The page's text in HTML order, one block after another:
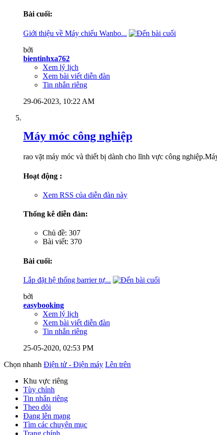
Bài cuối:
Giới thiệu về Máy chiếu Wanbo...
bởi
bientinhxa762
Xem lý lịch
Xem bài viết diễn đàn
Tin nhắn riêng
29-06-2023, 10:22 AM
Máy móc công nghiệp
rao vặt máy móc và thiết bị dành cho lĩnh vực công
Hoạt động :
Xem RSS của diễn đàn này
Thống kê diễn đàn:
Chủ đề: 307
Bài viết: 370
Bài cuối:
Lắp đặt hệ thống barrier tự...
bởi
easybooking
Xem lý lịch
Xem bài viết diễn đàn
Tin nhắn riêng
25-05-2020, 02:53 PM
Chọn nhanh Điện tử - Điện máy Lên trên
Khu vực riêng
Tùy chỉnh
Tin nhắn riêng
Theo dõi
Đang lên mạng
Tìm các chuyên mục
Trang chính